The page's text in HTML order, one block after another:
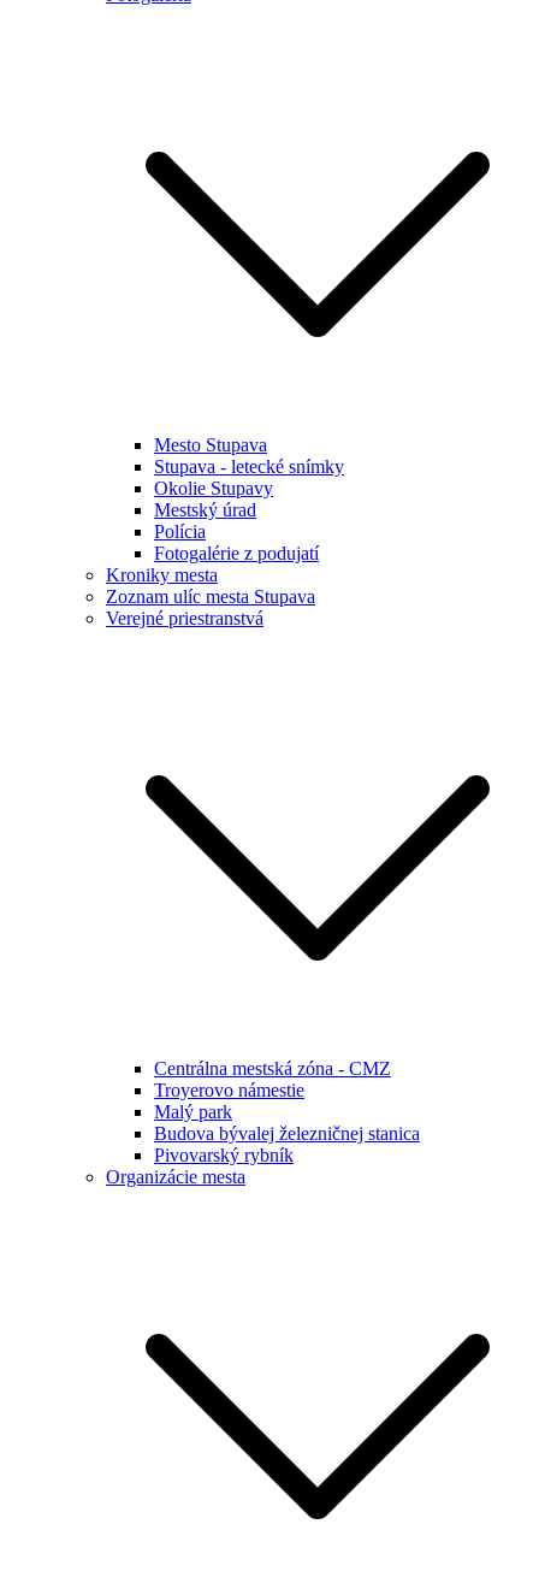
Mesto Stupava
Stupava - letecké snímky
Okolie Stupavy
Mestský úrad
Polícia
Fotogalérie z podujatí
Kroniky mesta
Zoznam ulíc mesta Stupava
Verejné priestranstvá
Centrálna mestská zóna - CMZ
Troyerovo námestie
Malý park
Budova bývalej železničnej stanica
Pivovarský rybník
Organizácie mesta